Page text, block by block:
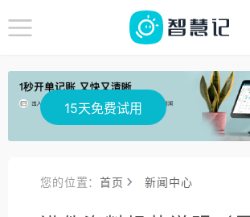
15天免费试用
您的位置：首页 新闻中心